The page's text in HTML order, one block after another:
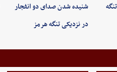
شنیده شدن صدای دو انفجار
در نزدیکی تنگه هرمز